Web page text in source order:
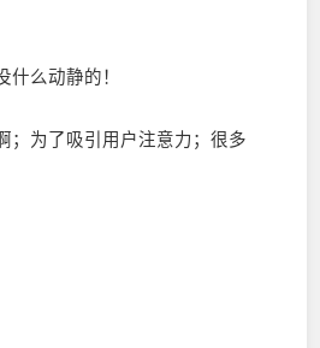
么动静的！
；为了吸引用户注意力；很多